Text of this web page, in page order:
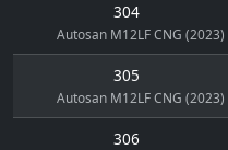
304
Autosan M12LF CNG (2023)
305
Autosan M12LF CNG (2023)
306